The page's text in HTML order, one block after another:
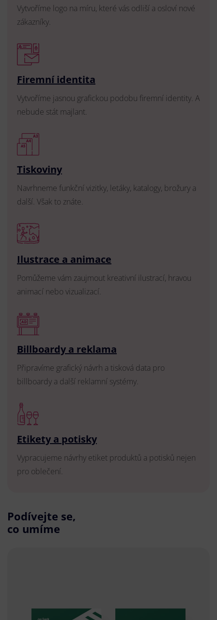
Vytvoříme logo na míru, které vás odliší a osloví nové
zákazníky.
Firemní identita
Vytvoříme jasnou grafickou podobu firemní identity. A
nebude stát majlant.
Tiskoviny
Navrhneme funkční vizitky, letáky, katalogy, brožury a
další. Však to znáte.
Ilustrace a animace
Pomůžeme vám zaujmout kreativní ilustrací, hravou
animací nebo vizualizací.
Billboardy a reklama
Připravíme grafický návrh a tisková data pro
billboardy a další reklamní systémy.
Etikety a potisky
Vypracujeme návrhy etiket produktů a potisků nejen
pro oblečení.
Podívejte se,
co umíme